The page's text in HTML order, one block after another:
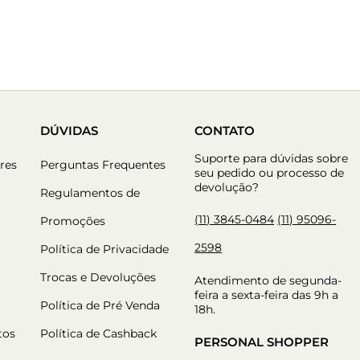
DÚVIDAS
Perguntas Frequentes
Regulamentos de
Promoções
Política de Privacidade
Trocas e Devoluções
Política de Pré Venda
Política de Cashback
CONTATO
Suporte para dúvidas sobre
seu pedido ou processo de
devolução?
(11) 3845-0484 (11) 95096-
2598
Atendimento de segunda-
feira a sexta-feira das 9h a
18h.
PERSONAL SHOPPER